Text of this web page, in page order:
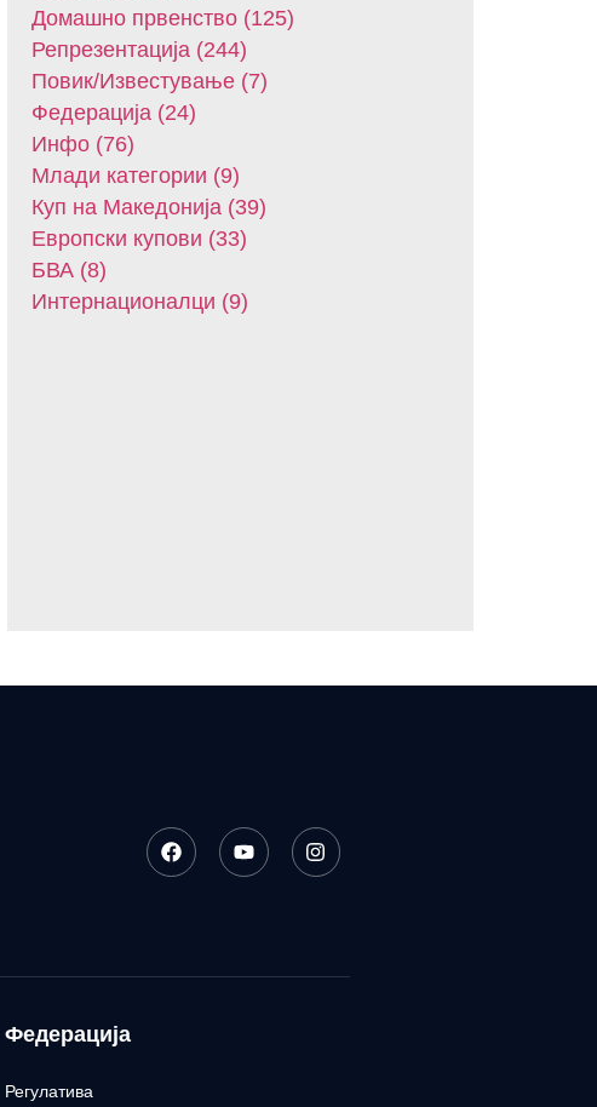
Домашнo првенство (125)
Репрезентација (244)
Повик/Известување (7)
Федерација (24)
Инфо (76)
Млади категории (9)
Куп на Македонија (39)
Европски купови (33)
БВА (8)
Интернационалци (9)
Федерација
Регулатива